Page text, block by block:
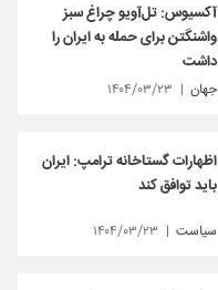
آکسیوس: تل‌آویو چراغ سبز
واشنگتن برای حمله به ایران را
داشت
جهان ۱۴۰۴/۰۳/۲۳
اظهارات گستاخانه ترامپ: ایران
باید توافق کند
سیاست ۱۴۰۴/۰۳/۲۳